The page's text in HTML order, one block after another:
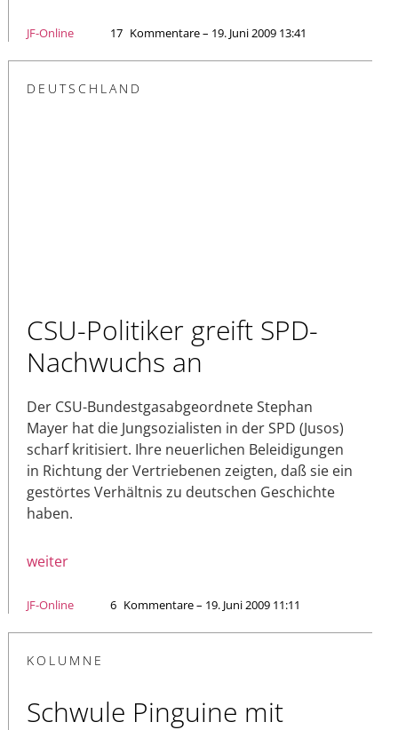
JF-Online 17 Kommentare – 19. Juni 2009 13:41
DEUTSCHLAND
CSU-Politiker greift SPD-
Nachwuchs an
Der CSU-Bundestgasabgeordnete Stephan
Mayer hat die Jungsozialisten in der SPD (Jusos)
scharf kritisiert. Ihre neuerlichen Beleidigungen
in Richtung der Vertriebenen zeigten, daß sie ein
gestörtes Verhältnis zu deutschen Geschichte
haben.
weiter
JF-Online 6 Kommentare – 19. Juni 2009 11:11
KOLUMNE
Schwule Pinguine mit